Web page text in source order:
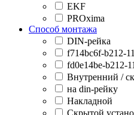
EKF
PROxima
Способ монтажа
DIN-рейка
f714bc6f-b212-
fd0e14be-b212-
Внутренний /
на din-рейку
Накладной
Скрытой